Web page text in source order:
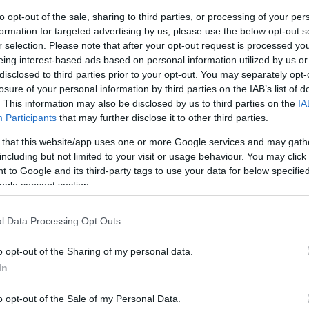
opt-out of the sale, sharing to third parties, or processing of your
for targeted advertising by us, please use the below opt-out
selection. Please note that after your opt-out request is processed
interest-based ads based on personal information utilized by us
to third parties prior to your opt-out. You may separately
of your personal information by third parties on the IAB’s list of
This information may also be disclosed by us to third parties on the
Participants that may further disclose it to other third parties.
that this website/app uses one or more Google services and may
but not limited to your visit or usage behaviour. You may
to Google and its third-party tags to use your data for below
consent section.
Data Processing Opt Outs
opt-out of the Sharing of my personal data.
opt-out of the Sale of my Personal Data.
“Das Auto” dod prettriecienu,
sajaucis ES plānus transporta
“sliktais policists”
valda četru banku oligopols –
Latvijas darba tirgū būs agri